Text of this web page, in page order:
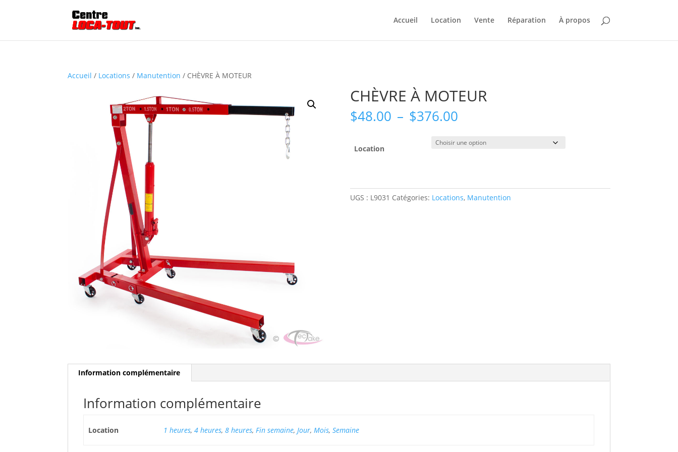
Accueil Location Vente Réparation À propos
Accueil / Locations / Manutention / CHÈVRE À MOTEUR
CHÈVRE À MOTEUR
$48.00 – $376.00Plage
prix :
$48.00
Location
UGS : L9031 Catégories: Locations, Manutention
Information complémentaire
Information complémentaire
Location 1 heures, 4 heures, 8 heures, Fin semaine, Jour, Mois, Semaine